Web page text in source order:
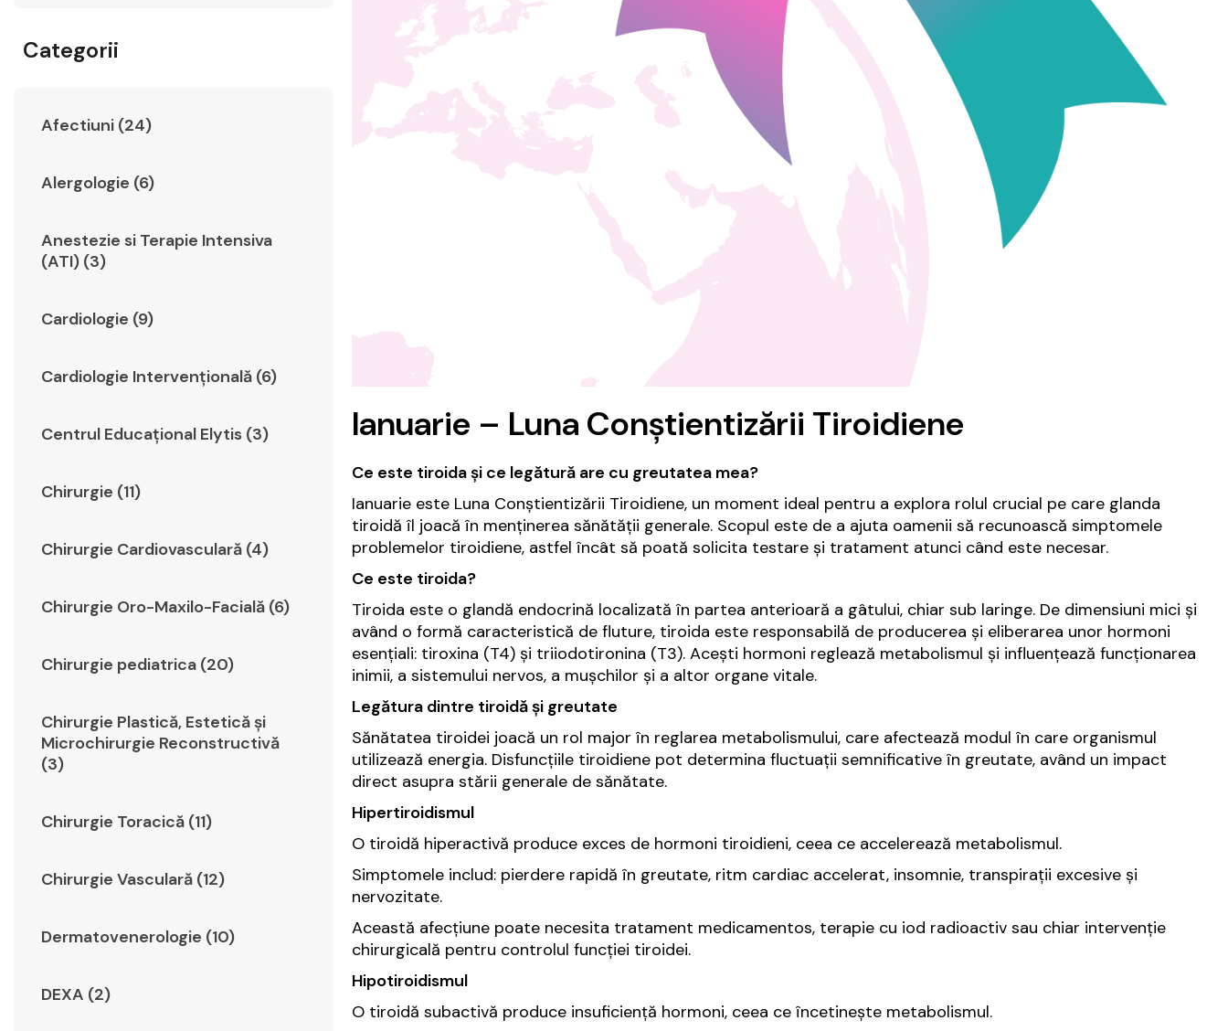
Categorii
Afectiuni (24)
Alergologie (6)
Anestezie si Terapie Intensiva
(ATI) (3)
Cardiologie (9)
Cardiologie Intervențională (6)
Centrul Educațional Elytis (3)
Chirurgie (11)
Chirurgie Cardiovasculară (4)
Chirurgie Oro-Maxilo-Facială (6)
Chirurgie pediatrica (20)
Chirurgie Plastică, Estetică şi
Microchirurgie Reconstructivă
(3)
Chirurgie Toracică (11)
Chirurgie Vasculară (12)
Dermatovenerologie (10)
DEXA (2)
Ianuarie – Luna Conștientizării Tiroidiene
Ce este tiroida și ce legătură are cu greutatea mea?
Ianuarie este Luna Conștientizării Tiroidiene, un moment ideal pentru a explora rolul crucial pe care glanda
tiroidă îl joacă în menținerea sănătății generale. Scopul este de a ajuta oamenii să recunoască simptomele
problemelor tiroidiene, astfel încât să poată solicita testare și tratament atunci când este necesar.
Ce este tiroida?
Tiroida este o glandă endocrină localizată în partea anterioară a gâtului, chiar sub laringe. De dimensiuni mici și
având o formă caracteristică de fluture, tiroida este responsabilă de producerea și eliberarea unor hormoni
esențiali: tiroxina (T4) și triiodotironina (T3). Acești hormoni reglează metabolismul și influențează funcționarea
inimii, a sistemului nervos, a mușchilor și a altor organe vitale.
Legătura dintre tiroidă și greutate
Sănătatea tiroidei joacă un rol major în reglarea metabolismului, care afectează modul în care organismul
utilizează energia. Disfuncțiile tiroidiene pot determina fluctuații semnificative în greutate, având un impact
direct asupra stării generale de sănătate.
Hipertiroidismul
O tiroidă hiperactivă produce exces de hormoni tiroidieni, ceea ce accelerează metabolismul.
Simptomele includ: pierdere rapidă în greutate, ritm cardiac accelerat, insomnie, transpirații excesive și
nervozitate.
Această afecțiune poate necesita tratament medicamentos, terapie cu iod radioactiv sau chiar intervenție
chirurgicală pentru controlul funcției tiroidei.
Hipotiroidismul
O tiroidă subactivă produce insuficiență hormoni, ceea ce încetinește metabolismul.